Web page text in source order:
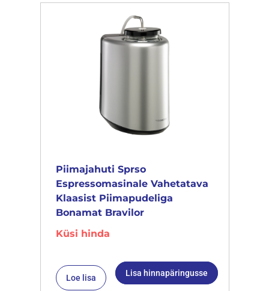
Piimajahuti Sprso
Espressomasinale Vahetatava
Klaasist Piimapudeliga
Bonamat Bravilor
Küsi hinda
Loe lisa Lisa hinnapäringusse